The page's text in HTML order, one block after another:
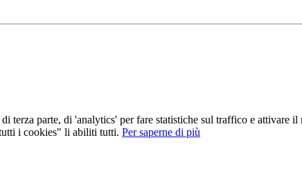
terza parte, di 'analytics' per fare statistiche sul traffico e attivare
i cookies" li abiliti tutti. Per saperne di più